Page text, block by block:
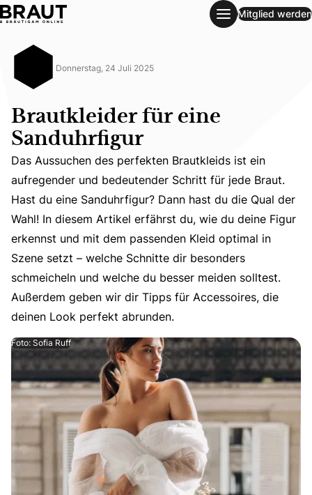
Mitglied werden
Donnerstag, 24 Juli 2025
Brautkleider für eine
Sanduhrfigur
Das Aussuchen des perfekten Brautkleids ist ein
Das Aussuchen des perfekten Brautkleids ist ein
aufregender und bedeutender Schritt für jede Braut.
Hast du eine Sanduhrfigur? Dann hast du die Qual der
Wahl! In diesem Artikel erfährst du, wie du deine Figur
erkennst und mit dem passenden Kleid optimal in
Szene setzt – welche Schnitte dir besonders
schmeicheln und welche du besser meiden solltest.
Außerdem geben wir dir Tipps für Accessoires, die
deinen Look perfekt abrunden.
Foto: Sofia Ruff